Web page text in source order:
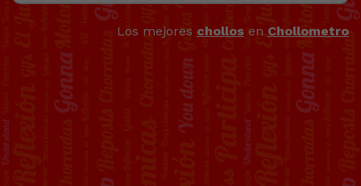
Los mejores chollos en Chollometro